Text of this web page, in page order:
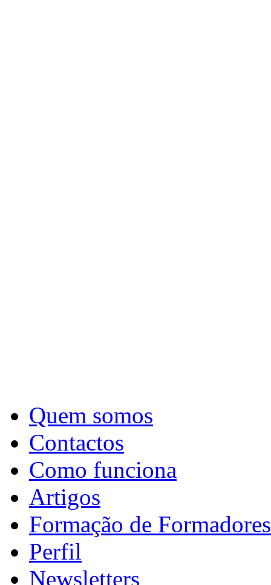
Quem somos
Contactos
Como funciona
Artigos
Formação de Formadores
Perfil
Newsletters